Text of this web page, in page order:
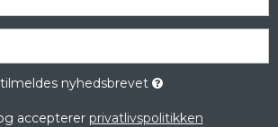
nyhedsbrevet
accepterer privatlivspolitikken